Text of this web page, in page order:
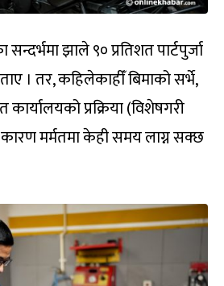
झाले ९० प्रतिशत पार्टपुर्जा
। तर, कहिलेकाहीँ बिमाको सर्भे,
कार्यालयको प्रक्रिया (विशेषगरी
कारण मर्मतमा केही समय लाग्न सक्छ